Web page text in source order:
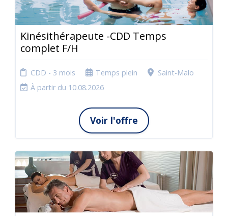
Kinésithérapeute -CDD Temps
complet F/H
CDD - 3 mois Temps plein
Saint-Malo
À partir du 10.08.2026
Voir l'offre